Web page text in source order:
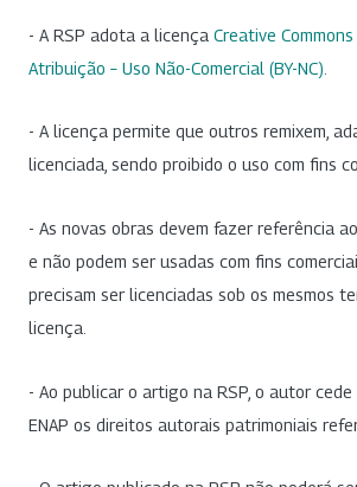
- A RSP adota a licença Creative
Atribuição – Uso Não-Comercial (BY-NC)
- A licença permite que outros remixem,
licenciada, sendo proibido o uso com fins
- As novas obras devem fazer referência
e não podem ser usadas com fins
precisam ser licenciadas sob os mesmos
licença.
- Ao publicar o artigo na RSP, o autor
ENAP os direitos autorais patrimoniais